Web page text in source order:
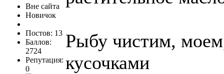
Вне сайта
Новичок
Постов: 13
Баллов:
2724
Репутация:
0
Рыбу чистим,
кусочками